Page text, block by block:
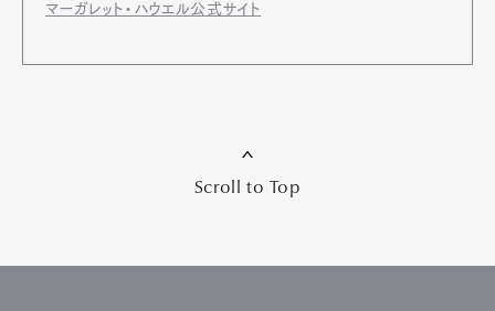
マーガレット・ハウエル公式サイト
Scroll to Top